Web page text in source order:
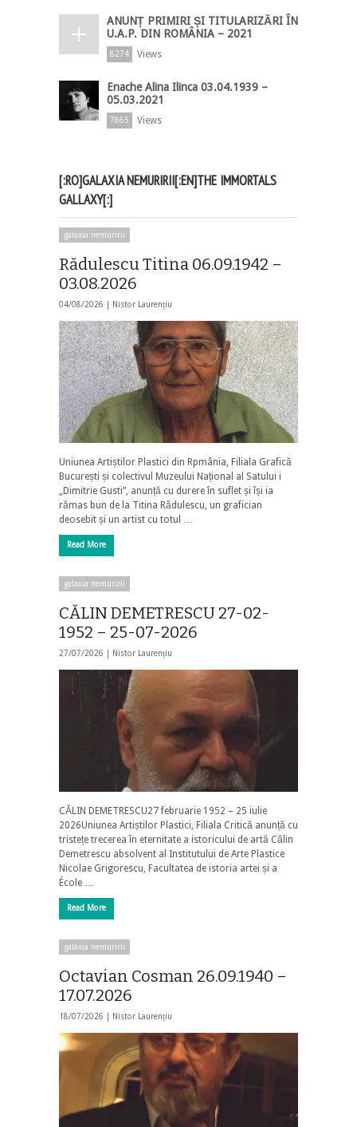
ANUNȚ PRIMIRI ȘI TITULARIZĂRI ÎN
U.A.P. DIN ROMÂNIA – 2021
8274 Views
Enache Alina Ilinca 03.04.1939 –
05.03.2021
7865 Views
[:RO]GALAXIA NEMURIRII[:EN]THE IMMORTALS
GALLAXY[:]
galaxia nemuririi
Rădulescu Titina 06.09.1942 –
03.08.2026
04/08/2026 | Nistor Laurențiu
Uniunea Artiștilor Plastici din Rpmânia, Filiala Grafică
București și colectivul Muzeului Național al Satului i
„Dimitrie Gusti”, anunță cu durere în suflet și își ia
rămas bun de la Titina Rădulescu, un grafician
deosebit și un artist cu totul …
Read More
galaxia nemuririi
CĂLIN DEMETRESCU 27-02-
1952 – 25-07-2026
27/07/2026 | Nistor Laurențiu
CĂLIN DEMETRESCU27 februarie 1952 – 25 iulie
2026Uniunea Artiștilor Plastici, Filiala Critică anunță cu
tristețe trecerea în eternitate a istoricului de artă Călin
Demetrescu absolvent al Institutului de Arte Plastice
Nicolae Grigorescu, Facultatea de istoria artei și a
École …
Read More
galaxia nemuririi
Octavian Cosman 26.09.1940 –
17.07.2026
18/07/2026 | Nistor Laurențiu